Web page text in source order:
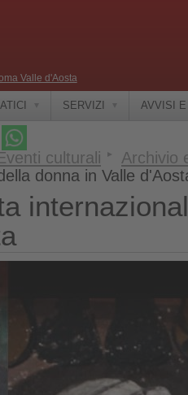
Valle d'Aosta
SERVIZI AVVISI
culturali
Archivio
donna in Valle